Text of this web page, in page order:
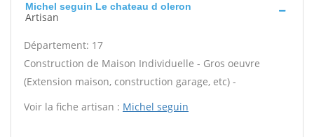
Michel seguin Le chateau d oleron
Artisan
Département: 17
Construction de Maison Individuelle - Gros oeuvre
(Extension maison, construction garage, etc) -
Voir la fiche artisan : Michel seguin